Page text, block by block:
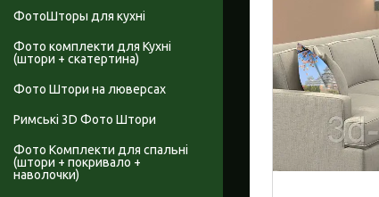
ФотоШторы для кухні
Фото комплекти для Кухні
(штори + скатертина)
Фото Штори на люверсах
Римські 3D Фото Штори
Фото Комплекти для спальні
(штори + покривало +
наволочки)